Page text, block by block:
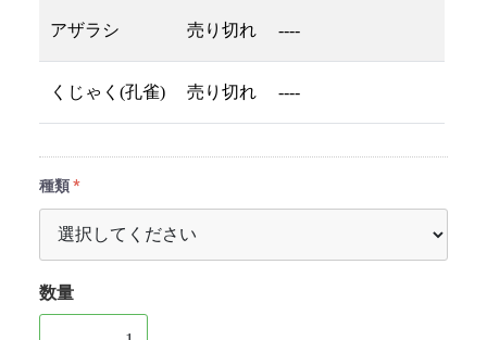
アザラシ 売り切れ ----
くじゃく(孔雀) 売り切れ ----
種類
数量